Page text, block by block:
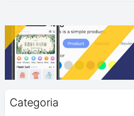
Categoria